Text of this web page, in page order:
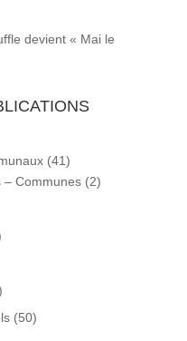
devient « Mai le
(41)
– Communes(2)
(50)